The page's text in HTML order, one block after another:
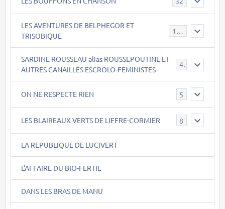
LES AVENTURES DE BELPHEGOR ET
TRISOBIQUE
147
SARDINE ROUSSEAU alias ROUSSEPOUTINE ET
AUTRES CANAILLES ESCROLO-FEMINISTES
40
ON NE RESPECTE RIEN 5
LES BLAIREAUX VERTS DE LIFFRE-CORMIER 8
LA REPUBLIQUE DE LUCIVERT
L'AFFAIRE DU BIO-FERTIL
DANS LES BRAS DE MANU